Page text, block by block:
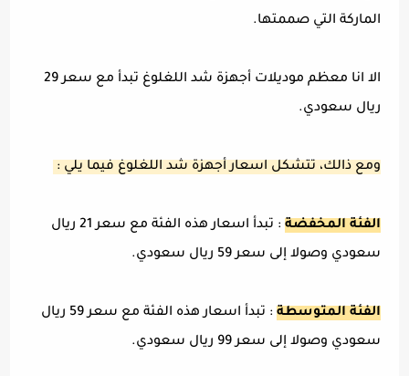
الماركة التي صممتها.
الا انا معظم موديلات أجهزة شد اللغلوغ تبدأ مع سعر 29
ريال سعودي.
ومع ذالك، تتشكل اسعار أجهزة شد اللغلوغ فيما يلي :
الفئة المخفضة
: تبدأ اسعار هذه الفئة مع سعر 21 ريال
سعودي وصولا إلى سعر 59 ريال سعودي.
الفئة المتوسطة
: تبدأ اسعار هذه الفئة مع سعر 59 ريال
سعودي وصولا إلى سعر 99 ريال سعودي.